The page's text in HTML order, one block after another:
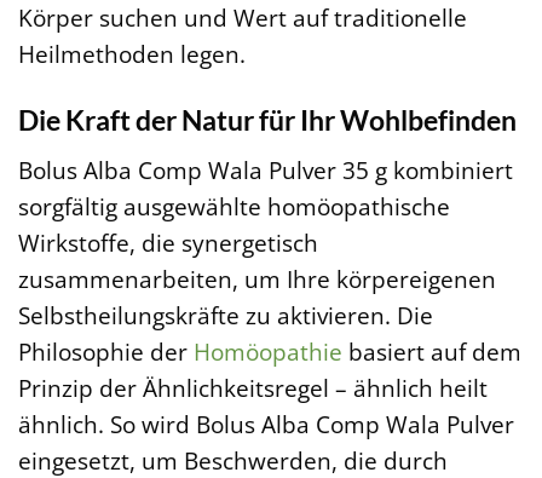
Körper suchen und Wert auf traditionelle
Heilmethoden legen.
Die Kraft der Natur für Ihr Wohlbefinden
Bolus Alba Comp Wala Pulver 35 g kombiniert
sorgfältig ausgewählte homöopathische
Wirkstoffe, die synergetisch
zusammenarbeiten, um Ihre körpereigenen
Selbstheilungskräfte zu aktivieren. Die
Philosophie der Homöopathie basiert auf dem
Prinzip der Ähnlichkeitsregel – ähnlich heilt
ähnlich. So wird Bolus Alba Comp Wala Pulver
eingesetzt, um Beschwerden, die durch